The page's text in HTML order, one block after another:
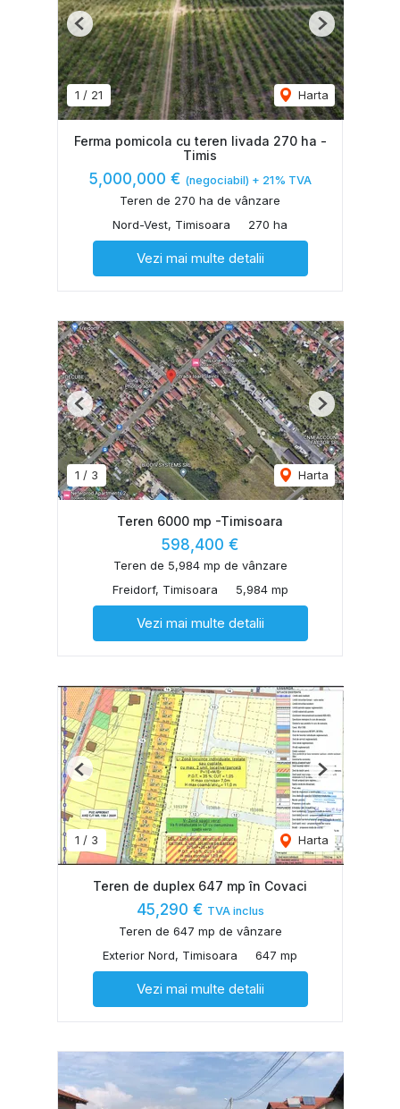
1 / 21 Harta
Previous Next
Ferma pomicola cu teren livada 270 ha -
Timis
5,000,000 € (negociabil) + 21% TVA
Teren de 270 ha de vânzare
Nord-Vest, Timisoara
270 ha
Vezi mai multe detalii
1 / 3 Harta
Previous Next
Teren 6000 mp -Timisoara
598,400 €
Teren de 5,984 mp de vânzare
Freidorf, Timisoara
5,984 mp
Vezi mai multe detalii
1 / 3 Harta
Previous Next
Teren de duplex 647 mp în Covaci
45,290 € TVA inclus
Teren de 647 mp de vânzare
Exterior Nord, Timisoara
647 mp
Vezi mai multe detalii